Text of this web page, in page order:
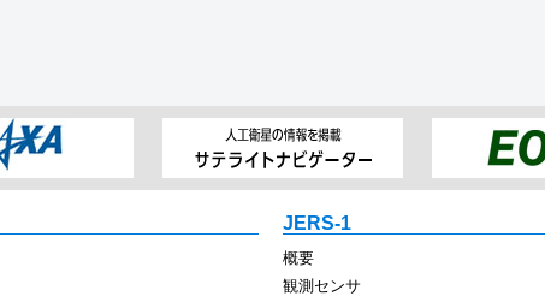
JERS-1
概要
観測センサ